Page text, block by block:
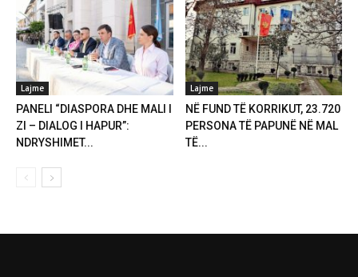
Lajme
PANELI “DIASPORA DHE MALI I
ZI – DIALOG I HAPUR”:
NDRYSHIMET...
Lajme
NË FUND TË KORRIKUT, 23.720
PERSONA TË PAPUNË NË MAL
TË...